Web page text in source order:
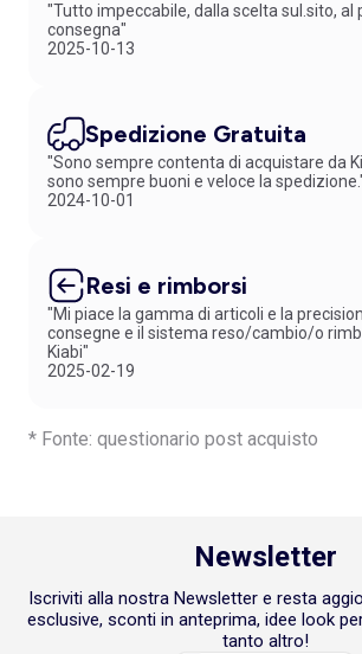
"Tutto impeccabile, dalla scelta sul.sito, al
consegna"
2025-10-13
Spedizione Gratuita
"Sono sempre contenta di acquistare da
sono sempre buoni e veloce la
2024-10-01
Resi e rimborsi
"Mi piace la gamma di articoli e la
consegne e il sistema reso/cambio/o
Kiabi"
2025-02-19
* Fonte: questionario post acquisto
Newsletter
Iscriviti alla nostra Newsletter e resta
esclusive, sconti in anteprima, idee look
tanto altro!